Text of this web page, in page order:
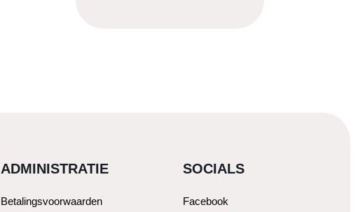
ADMINISTRATIE
Betalingsvoorwaarden
SOCIALS
Facebook